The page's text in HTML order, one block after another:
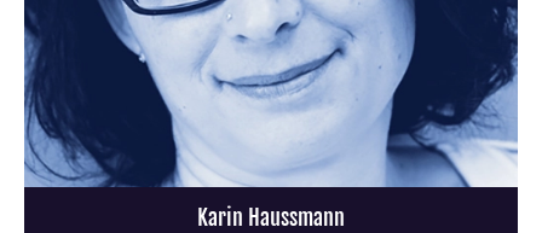
Karin Haussmann